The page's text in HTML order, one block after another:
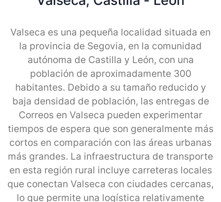
Valseca es una pequeña localidad situada en
la provincia de Segovia, en la comunidad
autónoma de Castilla y León, con una
población de aproximadamente 300
habitantes. Debido a su tamaño reducido y
baja densidad de población, las entregas de
Correos en Valseca pueden experimentar
tiempos de espera que son generalmente más
cortos en comparación con las áreas urbanas
más grandes. La infraestructura de transporte
en esta región rural incluye carreteras locales
que conectan Valseca con ciudades cercanas,
lo que permite una logística relativamente